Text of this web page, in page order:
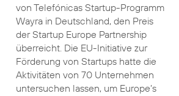
von Telefónicas Startup-Programm
Wayra in Deutschland, den Preis
der Startup Europe Partnership
überreicht. Die EU-Initiative zur
Förderung von Startups hatte die
Aktivitäten von 70 Unternehmen
untersuchen lassen, um Europe’s